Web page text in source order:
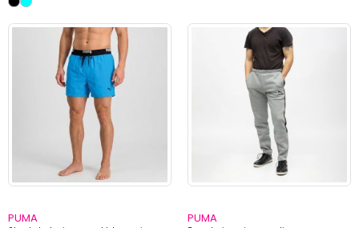
PUMA PUMA